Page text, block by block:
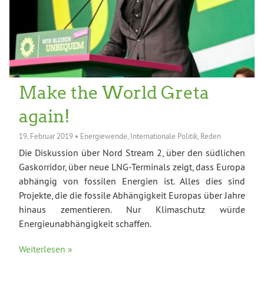
Make the World Greta
again!
19. Februar 2019 • Energiewende Internationale Politik Reden
Die Diskussion über Nord Stream 2, über den südlichen
Gaskorridor, über neue LNG-Terminals zeigt, dass Europa
abhängig von fossilen Energien ist. Alles dies sind
Projekte, die die fossile Abhängigkeit Europas über Jahre
hinaus zementieren. Nur Klimaschutz würde
Energieunabhängigkeit schaffen.
Weiterlesen »